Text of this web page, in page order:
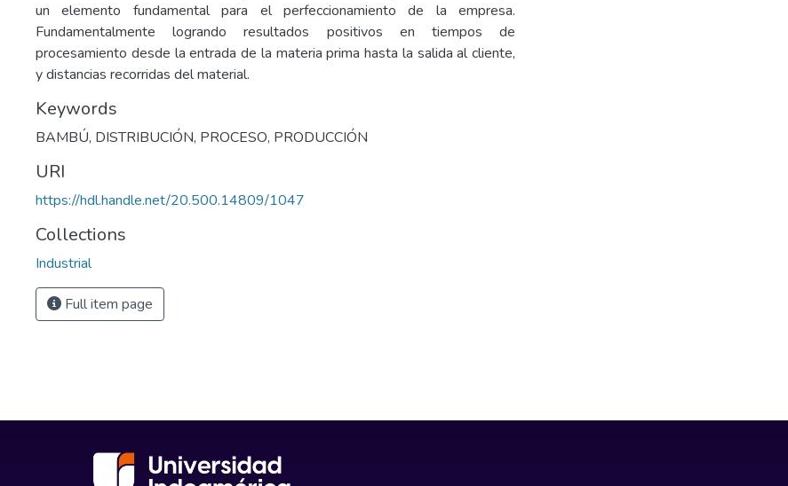
un elemento fundamental para el perfeccionamiento de la empresa.
Fundamentalmente logrando resultados positivos en tiempos de
procesamiento desde la entrada de la materia prima hasta la salida al cliente,
y distancias recorridas del material.
Keywords
BAMBÚ, DISTRIBUCIÓN, PROCESO, PRODUCCIÓN
URI
https://hdl.handle.net/20.500.14809/1047
Collections
Industrial
Full item page